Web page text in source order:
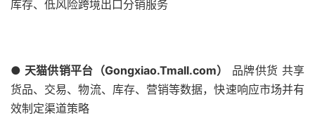
库存、低风险跨境出口分销服务
● 天猫供销平台（Gongxiao.Tmall.com）
品牌供货 共享
货品、交易、物流、库存、营销等数据，快速响应市场并有
效制定渠道策略